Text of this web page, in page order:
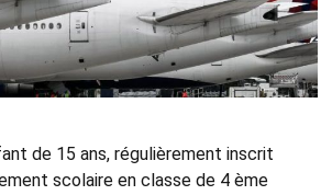
de 15 ans, régulièrement inscrit
scolaire en classe de 4 ème